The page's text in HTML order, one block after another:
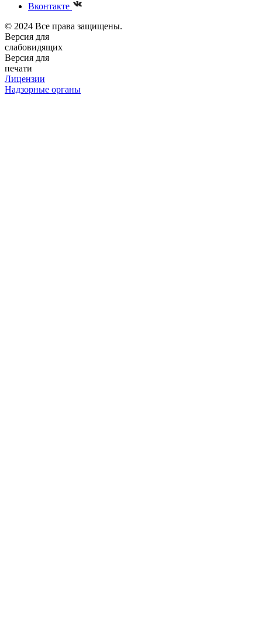
Вконтакте
© 2024 Все права защищены.
Версия для
слабовидящих
Версия для
печати
Лицензии
Надзорные органы